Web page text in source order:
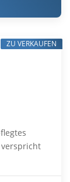
verspricht
ZU VERKAUFEN